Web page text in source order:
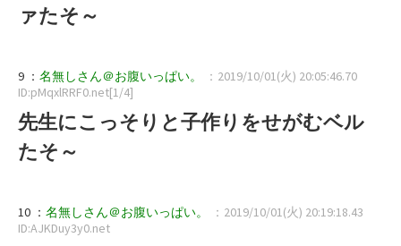
ァたそ～
9 ： 名無しさん＠お腹いっぱい。
：2019/10/01(火) 20:05:46.70
ID:pMqxlRRF0.net[1/4]
先生にこっそりと子作りをせがむベル
たそ～
10 ： 名無しさん＠お腹いっぱい。
：2019/10/01(火) 20:19:18.43
ID:AJKDuy3y0.net